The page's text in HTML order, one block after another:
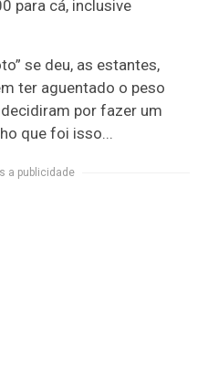
para cá, inclusive
se deu, as estantes,
ter aguentado o peso
por fazer um
que foi isso...
a publicidade